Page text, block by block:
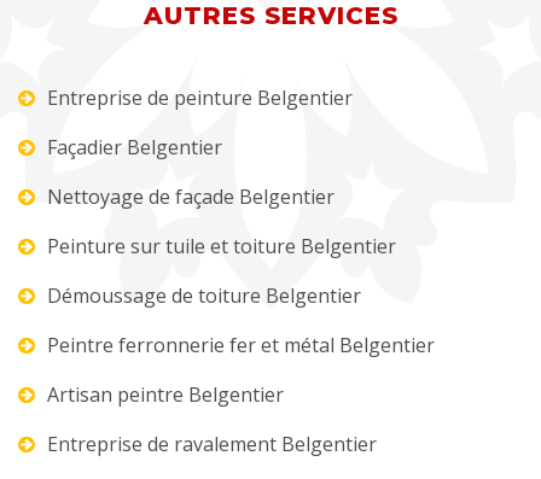
AUTRES SERVICES
Entreprise de peinture Belgentier
Façadier Belgentier
Nettoyage de façade Belgentier
Peinture sur tuile et toiture Belgentier
Démoussage de toiture Belgentier
Peintre ferronnerie fer et métal Belgentier
Artisan peintre Belgentier
Entreprise de ravalement Belgentier